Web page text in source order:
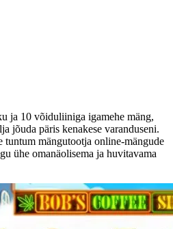
ja 10 võiduliiniga igamehe mäng,
jõuda päris kenakese varanduseni.
mängutootja online-mängude
ühe omanäolisema ja huvitavama